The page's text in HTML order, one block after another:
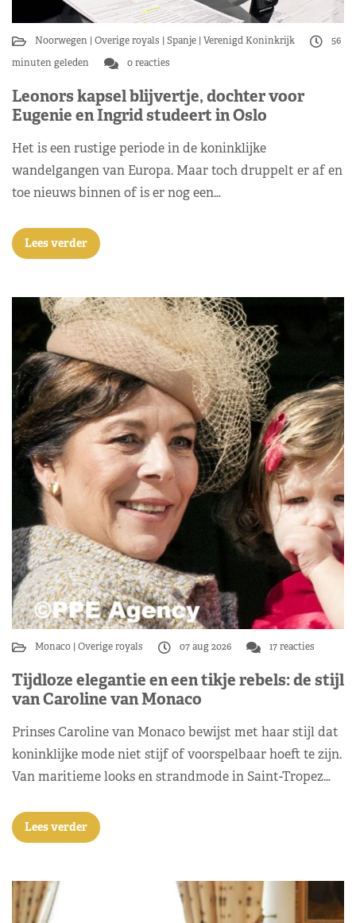
Noorwegen Overige royals Spanje Verenigd Koninkrijk
56
minuten geleden
0 reacties
Leonors kapsel blijvertje, dochter voor
Eugenie en Ingrid studeert in Oslo
Het is een rustige periode in de koninklijke
wandelgangen van Europa. Maar toch druppelt er af en
toe nieuws binnen of is er nog een…
Lees verder
Monaco Overige royals 07 aug 2026 17 reacties
Tijdloze elegantie en een tikje rebels: de stijl
van Caroline van Monaco
Prinses Caroline van Monaco bewijst met haar stijl dat
koninklijke mode niet stijf of voorspelbaar hoeft te zijn.
Van maritieme looks en strandmode in Saint-Tropez…
Lees verder